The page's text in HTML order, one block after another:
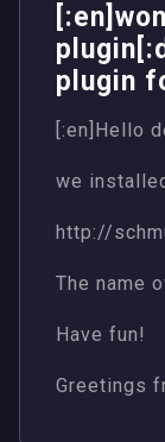
plugin
[:en]Hello
we
http://
The name
Have fun!
Greetings